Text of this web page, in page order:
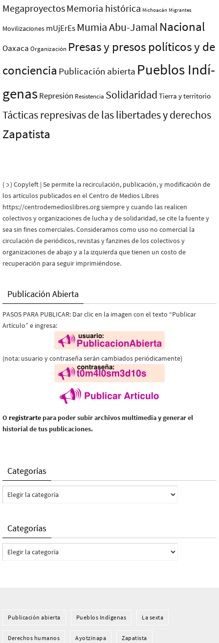
MegaproyectosMemoria histórica Michoacán Migrantes
Movilizaciones mUjErEs Mumia Abu-Jamal Nacional
Oaxaca Organización Presas y presos polí­ticos y de
conciencia Publicación abierta Pueblos Indí­
genasRepresión Resistencia Solidaridad Tierra y territorio
Tácticas represivas de las libertades y derechos
Zapatista
( ɔ ) Copyleft | Se permite la recirculación, publicación, y modificación de
los artículos publicados en el Centro de Medios Libres
https://centrodemedioslibres.org siempre y cuando las realicen
colectivos y organizaciones de lucha y de solidaridad, se cite la fuente y
sea sin fines comerciales. Consideramos como uso no comercial la
circulación de periódicos, revistas y fanzines de los colectivos y
organizaciones de abajo y a la izquierda que tienen un costo de
recuperación para seguir imprimiéndose.
Publicación Abierta
PASOS PARA PUBLICAR: Dar clic en la imagen con el texto “Publicar
Artículo” e ingresa:
(nota: usuario y contraseña serán cambiados periódicamente)
O registrarte para poder subir archivos multimedia y generar el
historial de tus publicaciones.
Categorías
Categorías
Categorías
Categorías
Publicación abierta Pueblos Indí­genas La sexta
Derechos humanos Ayotzinapa Zapatista